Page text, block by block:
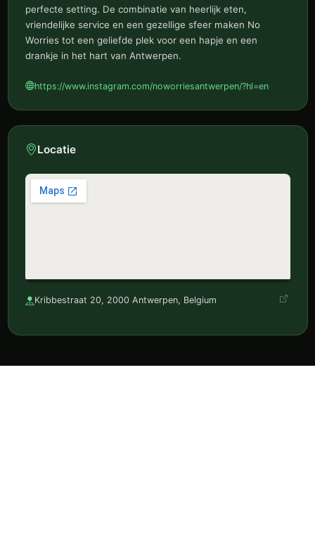
perfecte setting. De combinatie van heerlijk eten,
vriendelijke service en een gezellige sfeer maken No
Worries tot een geliefde plek voor een hapje en een
drankje in het hart van Antwerpen.
https://www.instagram.com/noworriesantwerpen/?hl=en
Locatie
Kribbestraat 20, 2000 Antwerpen, Belgium